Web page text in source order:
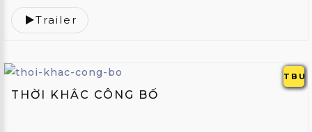
Trailer
TBU
THỜI KHẮC CÔNG BỐ